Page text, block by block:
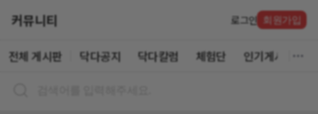
커뮤니티 로그인 회원가입
전체 게시판 닥다공지 닥다칼럼 체험단 인기게시글